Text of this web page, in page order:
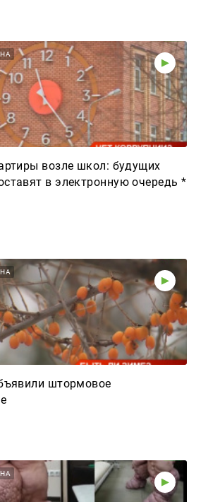
возле школ: будущих
в электронную очередь *
штормовое